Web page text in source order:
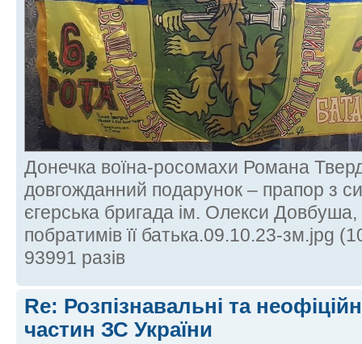
Донечка воїна-росомахи Романа
довгожданний подарунок – прапор з
єгерська бригада ім. Олекси
побратимів її батька.09.10.23-зм.jpg
93991 разів
Re: Розпізнавальні та
частин ЗС України